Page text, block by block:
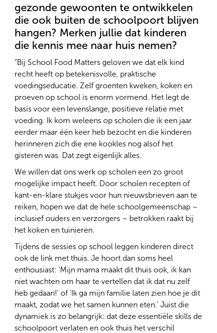
gezonde gewoonten te ontwikkelen
die ook buiten de schoolpoort blijven
hangen? Merken jullie dat kinderen
die kennis mee naar huis nemen?
“Bij School Food Matters geloven we dat elk kind
recht heeft op betekenisvolle, praktische
voedingseducatie. Zelf groenten kweken, koken en
proeven op school is enorm vormend. Het legt de
basis voor een levenslange, positieve relatie met
voeding. Ik kom weleens op scholen die ik een jaar
eerder maar één keer heb bezocht en die kinderen
herinneren zich die ene kookles nog alsof het
gisteren was. Dat zegt eigenlijk alles.
We willen dat ons werk op scholen een zo groot
mogelijke impact heeft. Door scholen recepten of
kant-en-klare stukjes voor hun nieuwsbrieven aan te
reiken, hopen we dat de hele schoolgemeenschap –
inclusief ouders en verzorgers – betrokken raakt bij
het koken en tuinieren.
Tijdens de sessies op school leggen kinderen direct
ook de link met thuis. Je hoort dan soms heel
enthousiast: 'Mijn mama maakt dit thuis ook, ik kan
niet wachten om haar te vertellen dat ik dat nu zelf
heb gedaan!' of 'Ik ga mijn familie laten zien hoe je dit
maakt, zodat we het samen kunnen eten.' Juist die
dynamiek is zo belangrijk: dat deze essentiële skills de
schoolpoort verlaten en ook thuis het verschil